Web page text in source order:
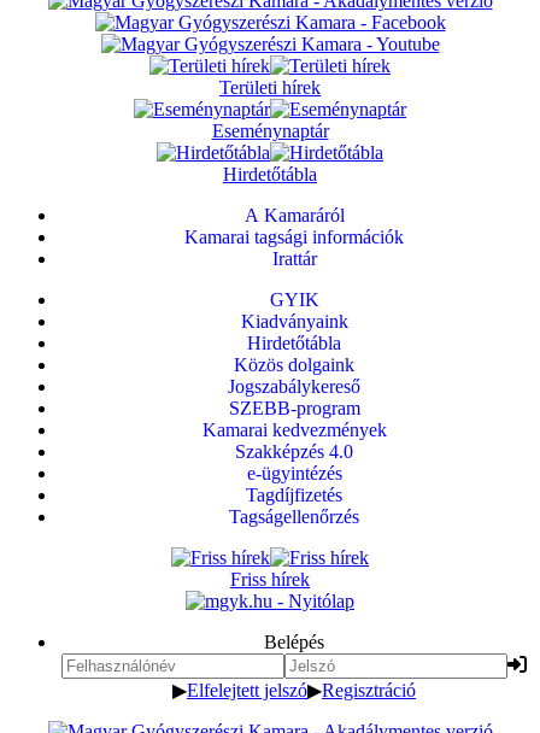
Területi hírek
Eseménynaptár
Hirdetőtábla
A Kamaráról
Kamarai tagsági információk
Irattár
GYIK
Kiadványaink
Hirdetőtábla
Közös dolgaink
Jogszabálykereső
SZEBB-program
Kamarai kedvezmények
Szakképzés 4.0
e-ügyintézés
Tagdíjfizetés
Tagságellenőrzés
Friss hírek
Belépés
▶Elfelejtett jelszó▶Regisztráció